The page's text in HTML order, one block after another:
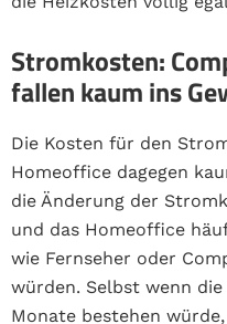
Stromkosten:
fallen kaum ins
Die Kosten für den
Homeoffice dagegen
die Änderung der
und das Homeoffice
wie Fernseher oder
würden. Selbst wenn
Monate bestehen